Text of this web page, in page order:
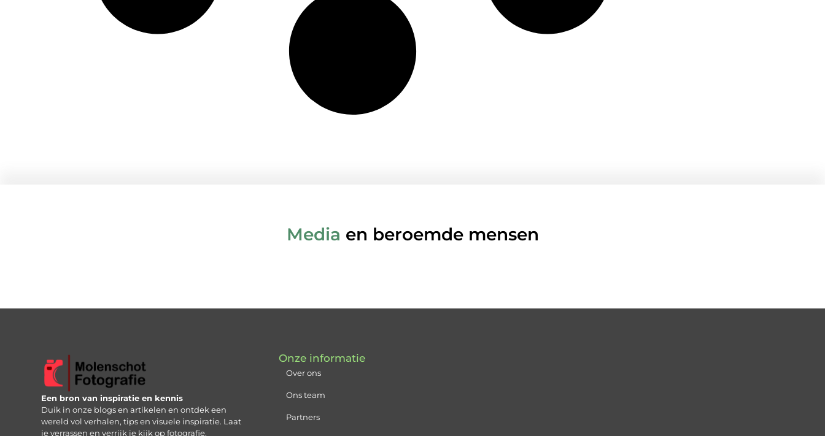
Media en beroemde mensen
Een bron van inspiratie en kennis
Duik in onze blogs en artikelen en ontdek een
wereld vol verhalen, tips en visuele inspiratie. Laat
je verrassen en verrijk je kijk op fotografie.
Onze informatie
Over ons
Ons team
Partners